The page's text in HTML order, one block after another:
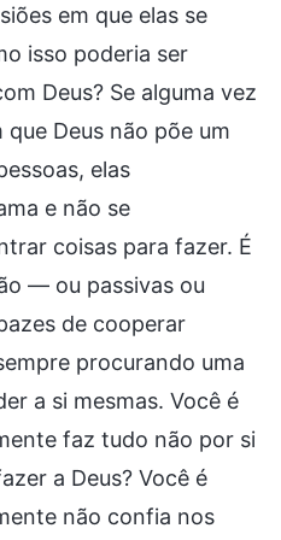
em que elas se
isso poderia ser
Deus? Se alguma vez
Deus não põe um
elas
e não se
coisas para fazer. É
— ou passivas ou
de cooperar
procurando uma
a si mesmas. Você é
faz tudo não por si
a Deus? Você é
não confia nos